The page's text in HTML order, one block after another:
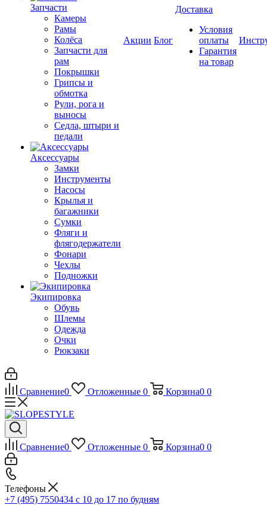
Запчасти
Камеры
Рамы
Колёса
Запчасти для
рам
Покрышки
Грипсы и
обмотка
Рули, рога и
выносы
Седла, штыри и
педали
Аксессуары
Замки
Инструменты
Насосы
Крылья и
багажники
Сумки
Фляги и
флягодержатели
Фонари
Чехлы
Подножки
Экипировка
Обувь
Шлемы
Одежда
Очки
Рюкзаки
Акции Блог
Доставка
Условия
оплаты
Гарантия
на товар
Сравнение0 Отложенные 0 Корзина0 0
Сравнение0 Отложенные 0 Корзина0 0
Телефоны
+7 (495) 7550434 с 10 до 17 по будням